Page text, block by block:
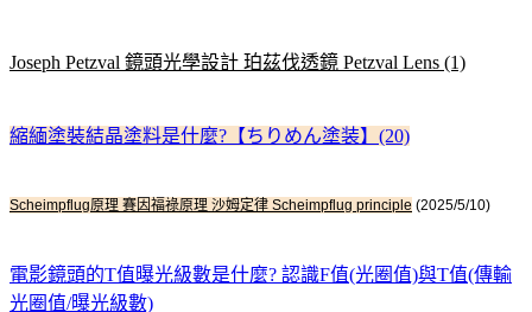
Joseph Petzval 鏡頭光學設計 珀茲伐透鏡 Petzval Lens (1)
縮緬塗裝結晶塗料是什麼?【ちりめん塗装】(20)
Scheimpflug原理 賽因福祿原理 沙姆定律 Scheimpflug principle (2025/5/10)
電影鏡頭的T值曝光級數是什麼? 認識F值(光圈值)與T值(傳輸
光圈值/曝光級數)